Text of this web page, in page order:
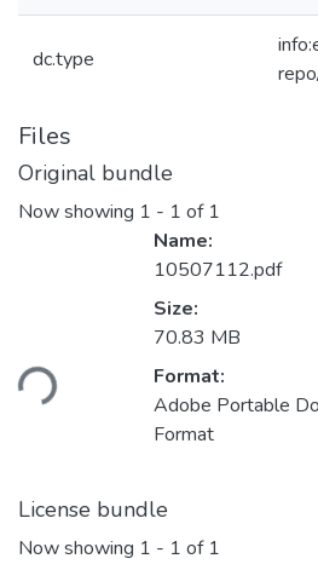
dc.type
Files
Original bundle
Now showing 1 - 1 of 1
Loading...
Name:
10507112.pdf
Size:
70.83 MB
Format:
Adobe Portable
Format
License bundle
Now showing 1 - 1 of 1